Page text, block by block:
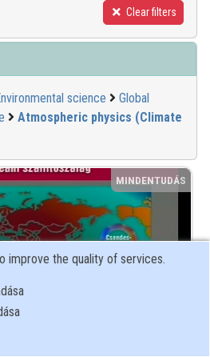
Clear filters
science
Global
Atmospheric physics (Climate
MINDENTUDÁS
improve the quality of services.